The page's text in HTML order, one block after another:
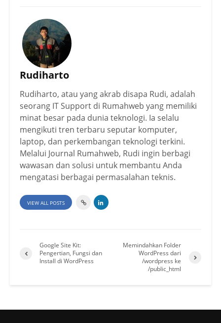
Rudiharto
Rudiharto, atau yang akrab disapa Rudi, adalah
seorang IT Support di Rumahweb yang memiliki
minat besar pada dunia teknologi. Ia selalu
mengikuti tren terbaru seputar komputer,
laptop, dan perkembangan teknologi terkini.
Melalui Journal Rumahweb, Rudi ingin berbagi
wawasan dan solusi untuk membantu Anda
mengatasi berbagai permasalahan teknis.
VIEW ALL POSTS
Google Site Kit:
Pengertian, Fungsi dan
Install di WordPress
Memindahkan Folder
WordPress dari
/wordpress ke
/public_html